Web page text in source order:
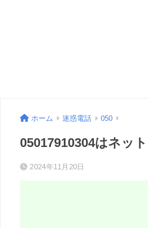
ホーム 迷惑電話 050
05017910304はネッ
2024年11月20日